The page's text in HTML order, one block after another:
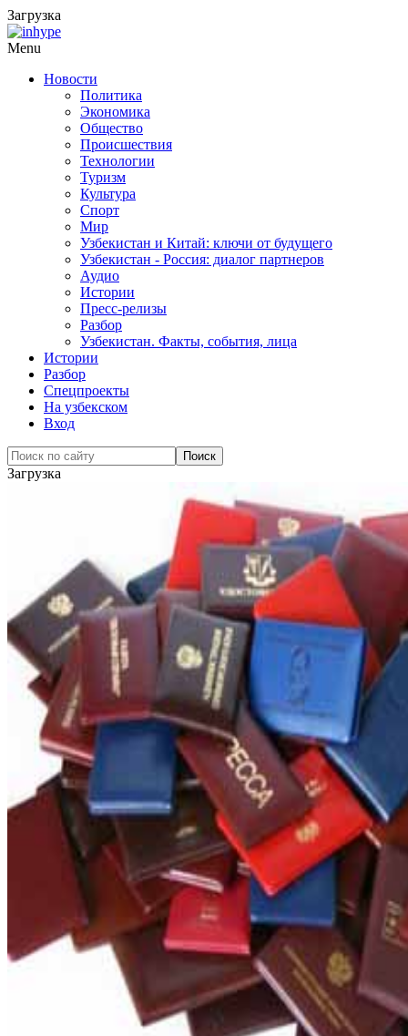
Загрузка
Menu
Новости
Политика
Экономика
Общество
Происшествия
Технологии
Туризм
Культура
Спорт
Мир
Узбекистан и Китай: ключи от будущего
Узбекистан - Россия: диалог партнеров
Аудио
Истории
Пресс-релизы
Разбор
Узбекистан. Факты, события, лица
Истории
Разбор
Спецпроекты
На узбекском
Вход
Загрузка